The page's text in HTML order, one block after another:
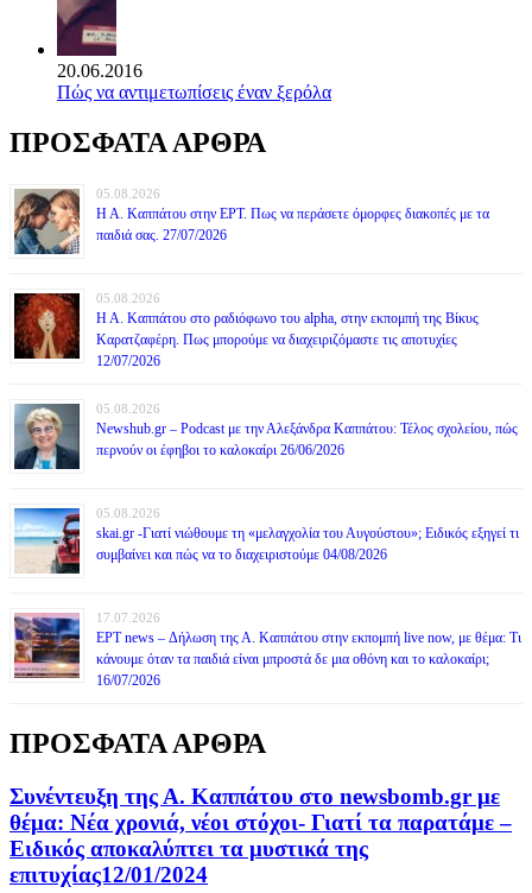
20.06.2016
Πώς να αντιμετωπίσεις έναν ξερόλα
ΠΡΟΣΦΑΤΑ ΑΡΘΡΑ
05.08.2026
Η Α. Καππάτου στην ΕΡΤ. Πως να περάσετε όμορφες διακοπές με τα
παιδιά σας. 27/07/2026
05.08.2026
Η Α. Καππάτου στο ραδιόφωνο του alpha, στην εκπομπή της Βίκυς
Καρατζαφέρη. Πως μπορούμε να διαχειριζόμαστε τις αποτυχίες
12/07/2026
05.08.2026
Newshub.gr – Podcast με την Αλεξάνδρα Καππάτου: Τέλος σχολείου, πώς
περνούν οι έφηβοι το καλοκαίρι 26/06/2026
05.08.2026
skai.gr -Γιατί νιώθουμε τη «μελαγχολία του Αυγούστου»; Ειδικός εξηγεί τι
συμβαίνει και πώς να το διαχειριστούμε 04/08/2026
17.07.2026
ΕΡΤ news – Δήλωση της Α. Καππάτου στην εκπομπή live now, με θέμα: Τι
κάνουμε όταν τα παιδιά είναι μπροστά δε μια οθόνη και το καλοκαίρι;
16/07/2026
ΠΡΟΣΦΑΤΑ ΑΡΘΡΑ
Συνέντευξη της Α. Καππάτου στο newsbomb.gr με
θέμα: Νέα χρονιά, νέοι στόχοι- Γιατί τα παρατάμε –
Ειδικός αποκαλύπτει τα μυστικά της
επιτυχίας12/01/2024